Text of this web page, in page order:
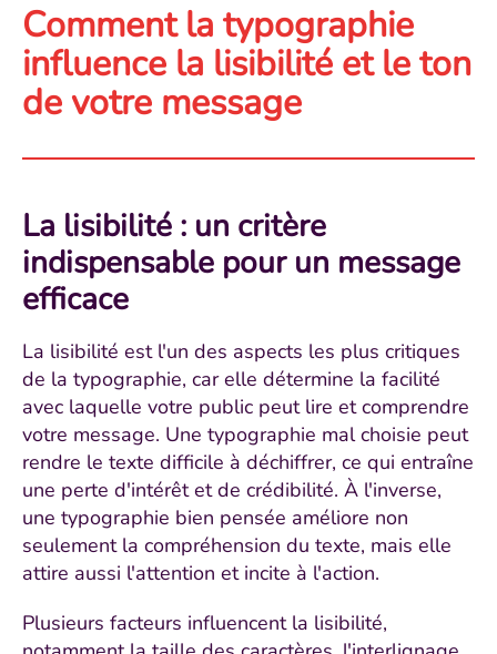
Comment la typographie
influence la lisibilité et le ton
de votre message
La lisibilité : un critère
indispensable pour un message
efficace
La lisibilité est l'un des aspects les plus critiques
de la typographie, car elle détermine la facilité
avec laquelle votre public peut lire et comprendre
votre message. Une typographie mal choisie peut
rendre le texte difficile à déchiffrer, ce qui entraîne
une perte d'intérêt et de crédibilité. À l'inverse,
une typographie bien pensée améliore non
seulement la compréhension du texte, mais elle
attire aussi l'attention et incite à l'action.
Plusieurs facteurs influencent la lisibilité,